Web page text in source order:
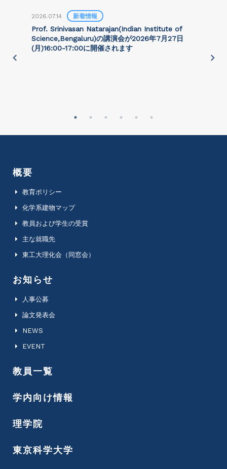
2026.07.14 新着情報
Prof. Srinivasan Natarajan(Indian Institute of
Science,Bengaluru)の講演会が2026年7月27⽇
(月)16:00-17:00に開催されます
概要
教育ポリシー
化学系建物マップ
教員および学生の受賞
主な就職先
東工大理化会（同窓会）
お知らせ
人事公募
論文発表会
NEWS
EVENT
教員一覧
学内向け情報
理学院
東京科学大学